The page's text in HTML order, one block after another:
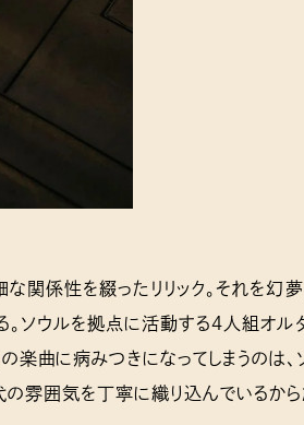
関係性を綴ったリリック。それを幻
ソウルを拠点に活動する４人組オルタ
楽曲に病みつきになってしまうのは
雰囲気を丁寧に織り込んでいるから